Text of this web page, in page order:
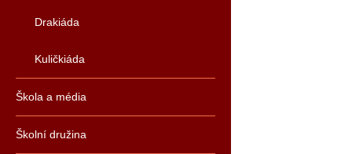
Drakiáda
Kuličkiáda
Škola a média
Školní družina